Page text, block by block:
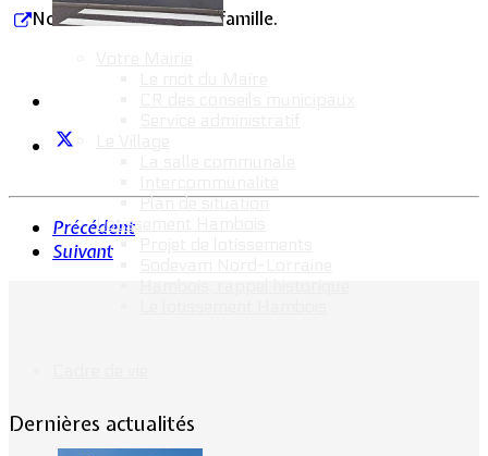
Plan de situation
Lotissement Hambois
Nos condoléances à sa famille.
Précédent
Suivant
Dernières actualités